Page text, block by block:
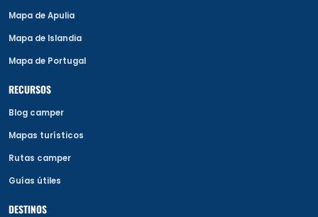
Mapa de Apulia
Mapa de Islandia
Mapa de Portugal
RECURSOS
Blog camper
Mapas turísticos
Rutas camper
Guías útiles
DESTINOS